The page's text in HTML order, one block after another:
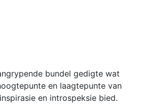
bundel gedigte wat
en laagtepunte van
en introspeksie bied.